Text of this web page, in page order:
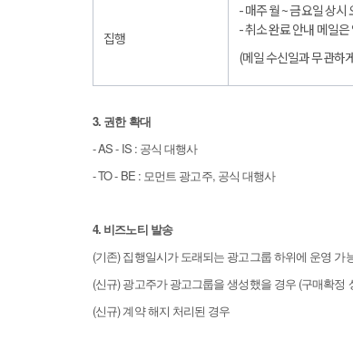
집행
- 매주 월 ~ 금요일 상시
- 취소 완료 안내 메일
(메일 수신일과 무관하
3. 권한 확대
- AS - IS : 공식 대행사
- TO - BE : 모먼트 광고주, 공식 대행사
4. 비즈노티 발송
(기존) 집행일시가 도래되는 광고그룹 하위에 운영 가
(신규) 광고주가 광고그룹을 생성했을 경우 (구매확정
(신규) 계약 해지 처리된 경우